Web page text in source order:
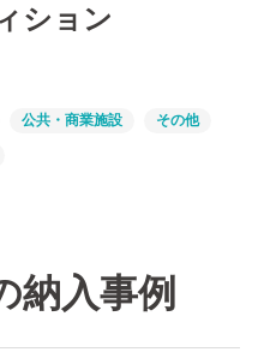
ション
公共・商業施設 その他
納入事例